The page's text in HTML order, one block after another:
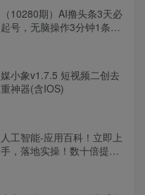
（10280期）AI撸头条3天必
起号，无脑操作3分钟1条，
媒小象v1.7.5 短视频二创去
重神器(含IOS)
人工智能-应用百科！立即上
手，落地实操！数十倍提升